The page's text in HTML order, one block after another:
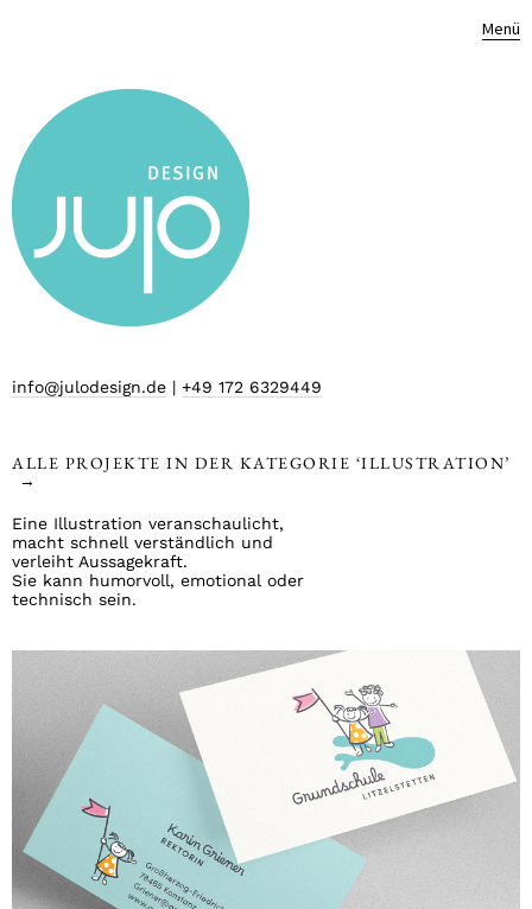
Menü
info@julodesign.de | +49 172 6329449
ALLE PROJEKTE IN DER KATEGORIE ‘ILLUSTRATION’
Eine Illustration veranschaulicht,
macht schnell verständlich und
verleiht Aussagekraft.
Sie kann humorvoll, emotional oder
technisch sein.